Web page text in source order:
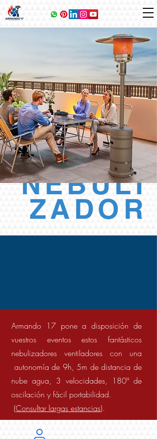
NEBULI
ZADOR
Armando 17 pone a disposición de
vuestros eventos estos fantásticos
nebulizadores ventiladores con una
autonomía de 9h, 5m de distancia de
nube agua, 3 velocidades, 180º de
oscilación y fácil portabilidad.
(Consultar largas estancias).